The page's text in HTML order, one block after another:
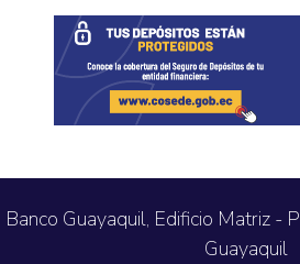
Banco Guayaquil, Edificio Matriz -
Guayaquil